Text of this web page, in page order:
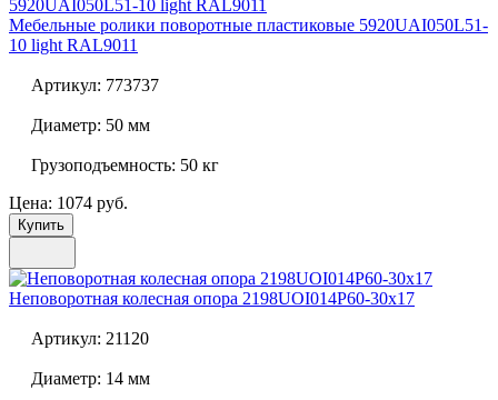
Мебельные ролики поворотные пластиковые 5920UAI050L51-
10 light RAL9011
Артикул: 773737
Диаметр: 50 мм
Грузоподъемность: 50 кг
Цена: 1074 руб.
Купить
Неповоротная колесная опора 2198UOI014P60-30x17
Артикул: 21120
Диаметр: 14 мм